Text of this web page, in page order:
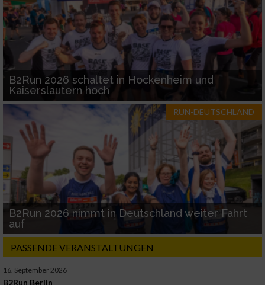
B2Run 2026 schaltet in Hockenheim und
Kaiserslautern hoch
RUN-DEUTSCHLAND
B2Run 2026 nimmt in Deutschland weiter Fahrt
auf
PASSENDE VERANSTALTUNGEN
16. September 2026
B2Run Berlin